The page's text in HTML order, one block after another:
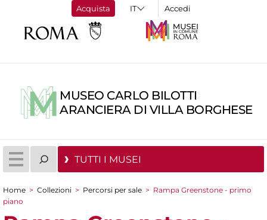
Acquista Accedi
MUSEO CARLO BILOTTI
ARANCIERA DI VILLA BORGHESE
TUTTI I MUSEI
Tu sei qui
Home > Collezioni > Percorsi per sale > Rampa Greenstone - primo
piano